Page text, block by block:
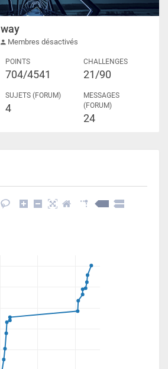
way
Membres désactivés
POINTS
704/4541
CHALLENGES
21/90
SUJETS (FORUM)
4
MESSAGES
(FORUM)
24